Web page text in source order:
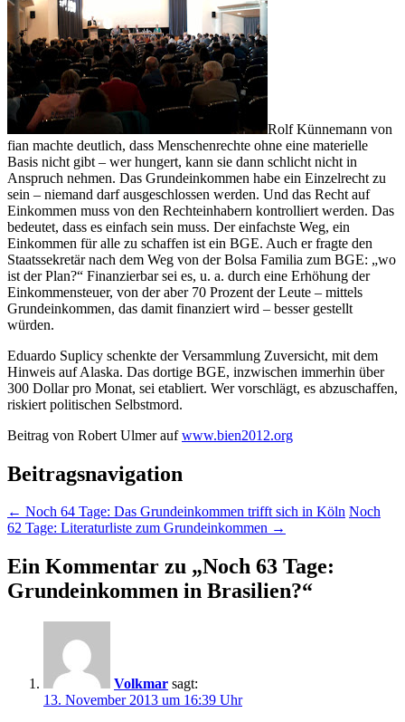
Rolf Künnemann von
fian machte deutlich, dass Menschenrechte ohne eine materielle
Basis nicht gibt – wer hungert, kann sie dann schlicht nicht in
Anspruch nehmen. Das Grundeinkommen habe ein Einzelrecht zu
sein – niemand darf ausgeschlossen werden. Und das Recht auf
Einkommen muss von den Rechteinhabern kontrolliert werden. Das
bedeutet, dass es einfach sein muss. Der einfachste Weg, ein
Einkommen für alle zu schaffen ist ein BGE. Auch er fragte den
Staatssekretär nach dem Weg von der Bolsa Familia zum BGE: „wo
ist der Plan?“ Finanzierbar sei es, u. a. durch eine Erhöhung der
Einkommensteuer, von der aber 70 Prozent der Leute – mittels
Grundeinkommen, das damit finanziert wird – besser gestellt
würden.
Eduardo Suplicy schenkte der Versammlung Zuversicht, mit dem
Hinweis auf Alaska. Das dortige BGE, inzwischen immerhin über
300 Dollar pro Monat, sei etabliert. Wer vorschlägt, es abzuschaffen,
riskiert politischen Selbstmord.
Beitrag von Robert Ulmer aufwww.bien2012.org
Beitragsnavigation
← Noch 64 Tage: Das Grundeinkommen trifft sich in Köln Noch
62 Tage: Literaturliste zum Grundeinkommen →
Ein Kommentar zu „Noch 63 Tage:
Grundeinkommen in Brasilien?“
Volkmar sagt:
13. November 2013 um 16:39 Uhr